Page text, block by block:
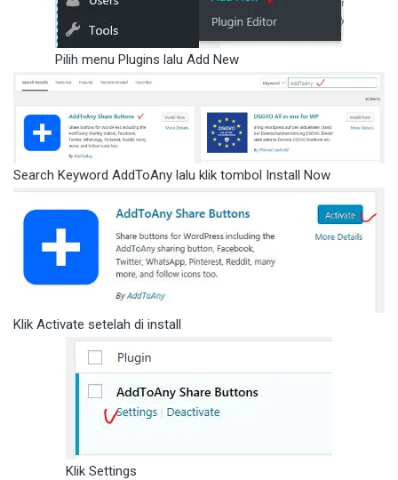
Pilih menu Plugins lalu Add New
Search Keyword AddToAny lalu klik tombol Install Now
Klik Activate setelah di install
Klik Settings